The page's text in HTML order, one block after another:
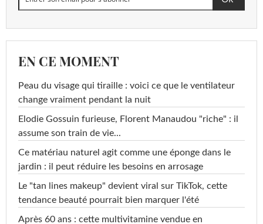
EN CE MOMENT
Peau du visage qui tiraille : voici ce que le ventilateur
change vraiment pendant la nuit
Elodie Gossuin furieuse, Florent Manaudou "riche" : il
assume son train de vie...
Ce matériau naturel agit comme une éponge dans le
jardin : il peut réduire les besoins en arrosage
Le "tan lines makeup" devient viral sur TikTok, cette
tendance beauté pourrait bien marquer l'été
Après 60 ans : cette multivitamine vendue en